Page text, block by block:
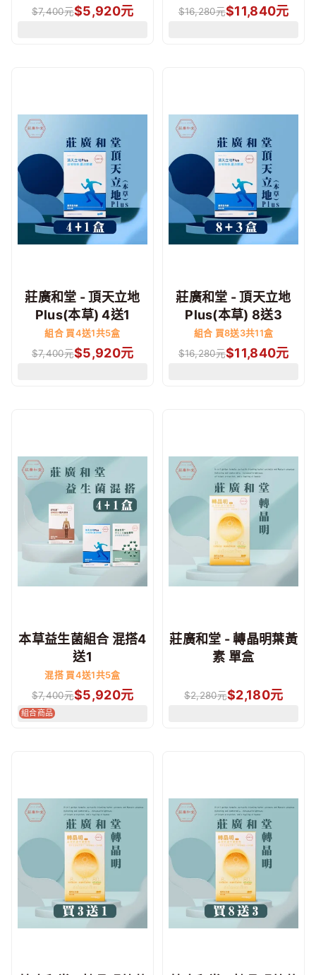
$7,400元$5,920元 $16,280元$11,840元
莊廣和堂 - 頂天立地
Plus(本草) 4送1
組合 買4送1共5盒
$7,400元$5,920元
莊廣和堂 - 頂天立地
Plus(本草) 8送3
組合 買8送3共11盒
$16,280元$11,840元
本草益生菌組合 混搭4
送1
混搭 買4送1共5盒
$7,400元$5,920元
組合商品
莊廣和堂 - 轉晶明葉黃
素 單盒
$2,280元$2,180元